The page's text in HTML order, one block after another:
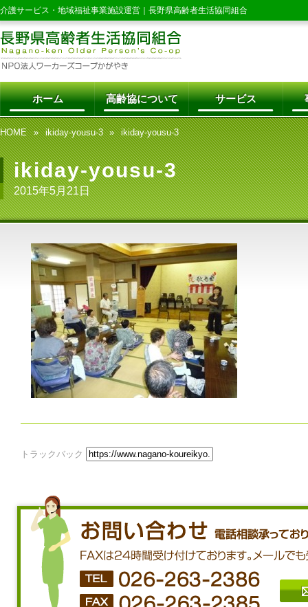
介護サービス・地域福祉事業施設運営｜ 長野県高齢者生活協同組合
ホーム 高齢協について サービス
HOME ikiday-yousu-3 ikiday-yousu-3
ikiday-yousu-3
2015年5月21日
トラックバック